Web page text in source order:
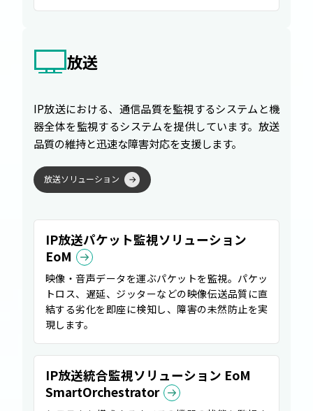
放送
IP放送における、通信品質を監視するシステムと機
器全体を監視するシステムを提供しています。放送
品質の維持と迅速な障害対応を支援します。
放送ソ リ ュ ーショ ン
IP放送パケット監視ソリューション
EoM
映像・音声データを運ぶパケットを監視。パケッ
トロス、遅延、ジッターなどの映像伝送品質に直
結する劣化を即座に検知し、障害の未然防止を実
現します。
IP放送統合監視ソリューション EoM
SmartOrchestrator